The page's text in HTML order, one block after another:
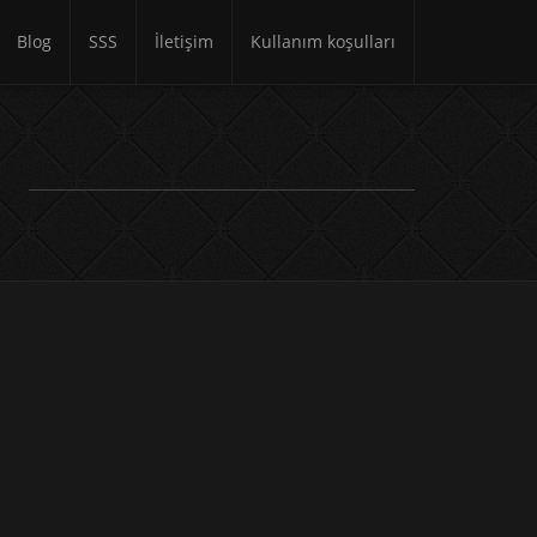
Blog SSS İletişim Kullanım koşulları